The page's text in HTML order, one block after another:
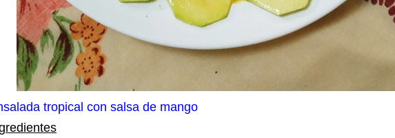
tropical con salsa de mango